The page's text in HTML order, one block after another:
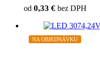
od 0,33 € bez DPH
NA OBJEDNÁVKU